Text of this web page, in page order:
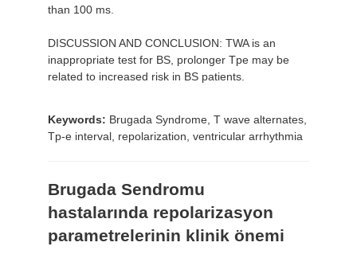
than 100 ms.
DISCUSSION AND CONCLUSION: TWA is an
inappropriate test for BS, prolonger Tpe may be
related to increased risk in BS patients.
Keywords: Brugada Syndrome, T wave alternates,
Tp-e interval, repolarization, ventricular arrhythmia
Brugada Sendromu
hastalarında repolarizasyon
parametrelerinin klinik önemi